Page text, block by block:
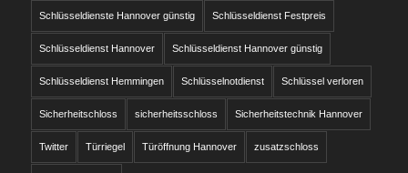
Schlüsseldienste Hannover günstig Schlüsseldienst Festpreis
Schlüsseldienst Hannover Schlüsseldienst Hannover günstig
Schlüsseldienst Hemmingen Schlüsselnotdienst Schlüssel verloren
Sicherheitschloss sicherheitsschloss Sicherheitstechnik Hannover
Twitter Türriegel Türöffnung Hannover zusatzschloss